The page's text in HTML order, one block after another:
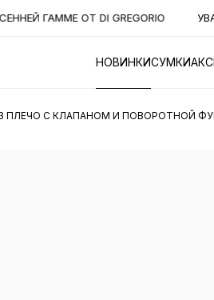
ГАММЕ ОТ DI GREGORIO
НОВИНКИСУМКИ
ПЛЕЧО С КЛАПАНОМ И ПОВОРОТНОЙ